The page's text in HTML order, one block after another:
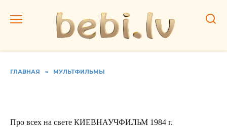
ГЛАВНАЯ » МУЛЬТФИЛЬМЫ
Про всех на свете КИЕВНАУЧФИЛЬМ 1984 г.